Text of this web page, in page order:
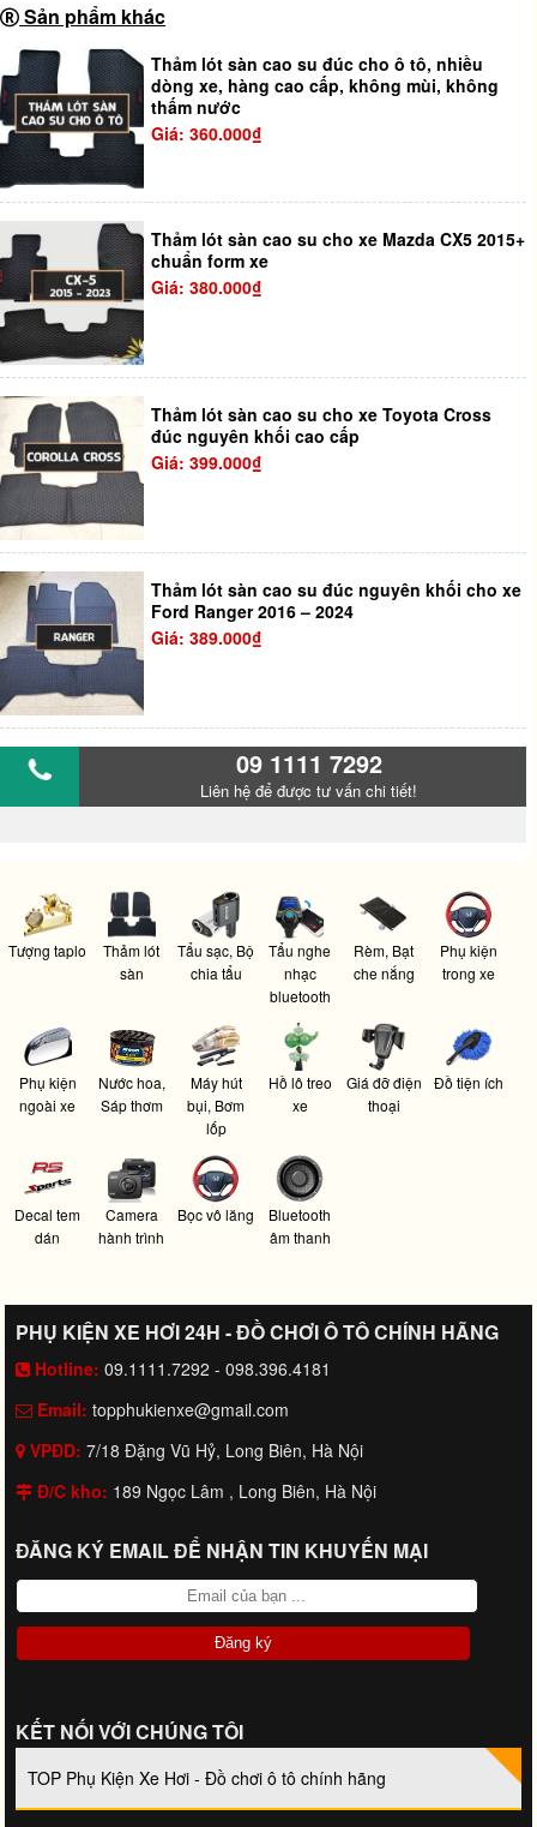
Lưu tên của tôi, email, và trang web trong trình duyệt này cho
lần bình luận kế tiếp của tôi.
Sản phẩm khác
Thảm lót sàn cao su đúc cho ô tô, nhiều
dòng xe, hàng cao cấp, không mùi, không
thấm nước
Giá: 360.000₫
Thảm lót sàn cao su cho xe Mazda CX5 2015+
chuẩn form xe
Giá: 380.000₫
Thảm lót sàn cao su cho xe Toyota Cross
đúc nguyên khối cao cấp
Giá: 399.000₫
Thảm lót sàn cao su đúc nguyên khối cho xe
Ford Ranger 2016 – 2024
Giá: 389.000₫
09 1111 7292
Liên hệ để được tư vấn chi tiết!
Tượng taplo
Thảm lót
sàn
Tẩu sạc, Bộ
chia tẩu
Tẩu nghe
nhạc
bluetooth
Rèm, Bạt
che nắng
Phụ kiện
trong xe
Phụ kiện
ngoài xe
Nước hoa,
Sáp thơm
Máy hút
bụi, Bơm
lốp
Hồ lô treo
xe
Giá đỡ điện
thoại
Đồ tiện ích
Decal tem
dán
Camera
hành trình
Bọc vô lăng
Bluetooth
âm thanh
PHỤ KIỆN XE HƠI 24H - ĐỒ CHƠI Ô TÔ CHÍNH HÃNG
Hotline:09.1111.7292 - 098.396.4181
Email:topphukienxe@gmail.com
VPĐD:7/18 Đặng Vũ Hỷ, Long Biên, Hà Nội
Đ/C kho: 189 Ngọc Lâm , Long Biên, Hà Nội
ĐĂNG KÝ EMAIL ĐỂ NHẬN TIN KHUYẾN MẠI
KẾT NỐI VỚI CHÚNG TÔI
TOP Phụ Kiện Xe Hơi - Đồ chơi ô tô chính hãng